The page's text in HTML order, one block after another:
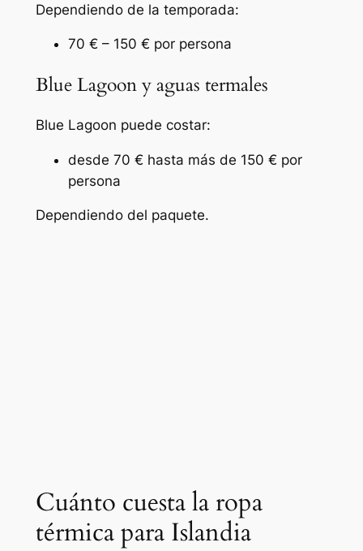
Dependiendo de la temporada:
70 € – 150 € por persona
Blue Lagoon y aguas termales
Blue Lagoon puede costar:
desde 70 € hasta más de 150 € por
persona
Dependiendo del paquete.
Cuánto cuesta la ropa
térmica para Islandia